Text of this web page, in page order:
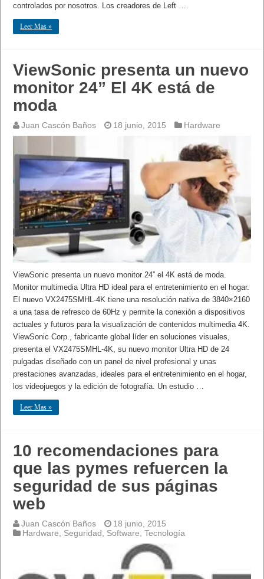
controlados por nosotros. Los creadores de Left …
Leer Mas »
ViewSonic presenta un nuevo
monitor 24” El 4K está de
moda
Juan Cascón Baños 18 junio, 2015 Hardware
ViewSonic presenta un nuevo monitor 24” el 4K está de moda.
Monitor multimedia Ultra HD ideal para el entretenimiento en el hogar.
El nuevo VX2475SMHL-4K tiene una resolución nativa de 3840×2160
a una tasa de refresco de 60Hz y permite la conexión a dispositivos
actuales y futuros para la visualización de contenidos multimedia 4K.
ViewSonic Corp., fabricante global líder en soluciones visuales,
presenta el VX2475SMHL-4K, su nuevo monitor Ultra HD de 24
pulgadas diseñado con un panel de nivel profesional y unas
prestaciones avanzadas, ideales para el entretenimiento en el hogar,
los videojuegos y la edición de fotografía. Un estudio …
Leer Mas »
10 recomendaciones para
que las pymes refuercen la
seguridad de sus páginas
web
Juan Cascón Baños
18 junio, 2015
Hardware
Seguridad Software ,Tecnología